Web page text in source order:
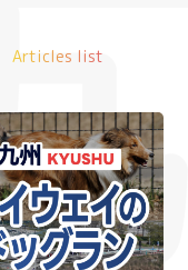
Articles list